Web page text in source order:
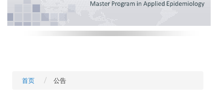
首页 公告